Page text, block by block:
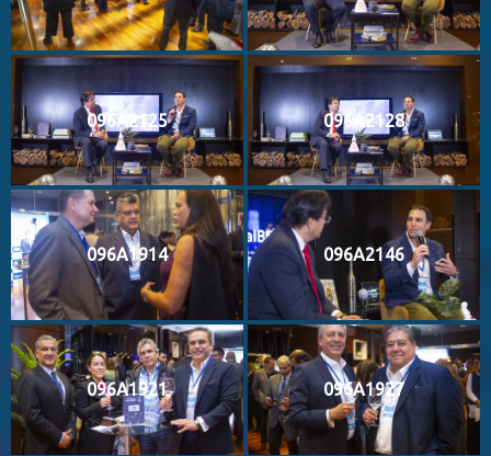
096A2125 096A2128
096A1914 096A2146
096A1921 096A1927